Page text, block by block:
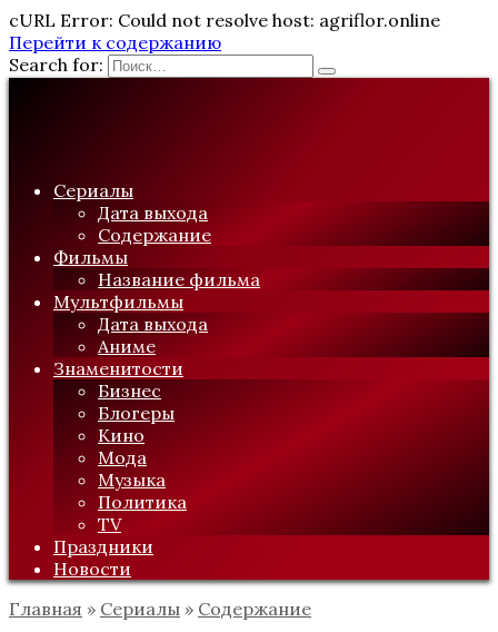
cURL Error: Could not resolve host: agriflor.online
Перейти к содержанию
Search for:
Сериалы
Дата выхода
Содержание
Фильмы
Название фильма
Мультфильмы
Дата выхода
Аниме
Знаменитости
Бизнес
Блогеры
Кино
Мода
Музыка
Политика
TV
Праздники
Новости
Главная » Сериалы » Содержание